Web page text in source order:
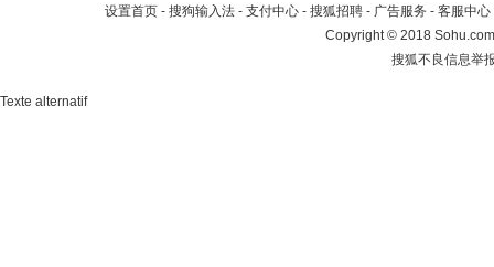
设置首页 - 搜狗输入法 - 支付中心 - 搜狐招聘 - 广告服务 - 客服中心
Copyright©2018
搜狐不良信息举
Texte alternatif